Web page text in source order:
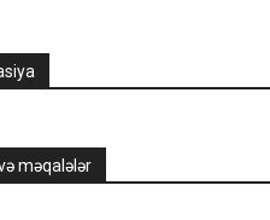
məqalələr